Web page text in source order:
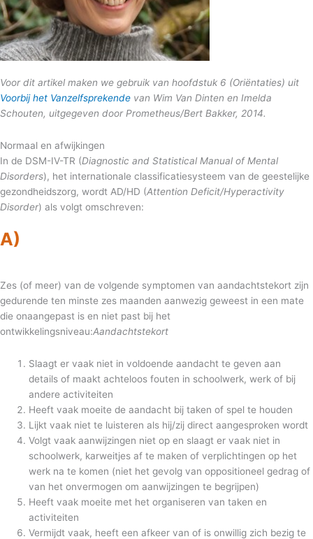
Voor dit artikel maken we gebruik van hoofdstuk 6 (Oriëntaties) uit
Voorbij het Vanzelfsprekende van Wim Van Dinten en Imelda
Schouten, uitgegeven door Prometheus/Bert Bakker, 2014.
Normaal en afwijkingen
In de DSM-IV-TR (Diagnostic and Statistical Manual of Mental
Disorders), het internationale classificatiesysteem van de geestelijke
gezondheidszorg, wordt AD/HD (Attention Deficit/Hyperactivity
Disorder) als volgt omschreven:
A)
Zes (of meer) van de volgende symptomen van aandachtstekort zijn
gedurende ten minste zes maanden aanwezig geweest in een mate
die onaangepast is en niet past bij het
ontwikkelingsniveau:Aandachtstekort
Slaagt er vaak niet in voldoende aandacht te geven aan
details of maakt achteloos fouten in schoolwerk, werk of bij
andere activiteiten
Heeft vaak moeite de aandacht bij taken of spel te houden
Lijkt vaak niet te luisteren als hij/zij direct aangesproken wordt
Volgt vaak aanwijzingen niet op en slaagt er vaak niet in
schoolwerk, karweitjes af te maken of verplichtingen op het
werk na te komen (niet het gevolg van oppositioneel gedrag of
van het onvermogen om aanwijzingen te begrijpen)
Heeft vaak moeite met het organiseren van taken en
activiteiten
Vermijdt vaak, heeft een afkeer van of is onwillig zich bezig te